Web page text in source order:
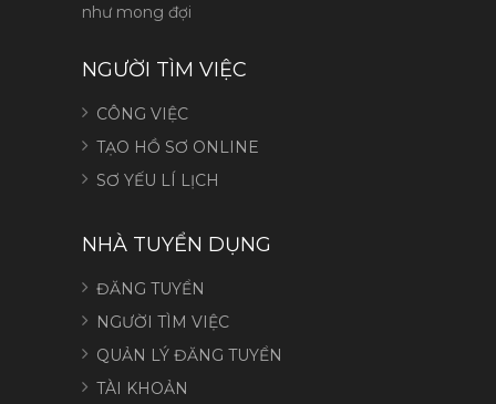
như mong đợi
NGƯỜI TÌM VIỆC
CÔNG VIỆC
TẠO HỒ SƠ ONLINE
SƠ YẾU LÍ LỊCH
NHÀ TUYỂN DỤNG
ĐĂNG TUYỂN
NGƯỜI TÌM VIỆC
QUẢN LÝ ĐĂNG TUYỂN
TÀI KHOẢN